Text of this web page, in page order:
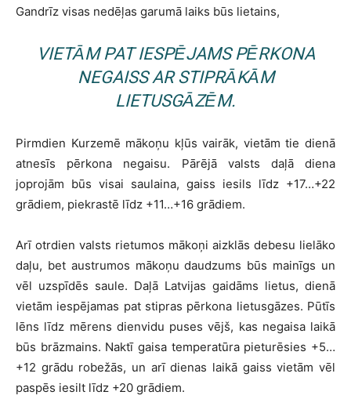
Gandrīz visas nedēļas garumā laiks būs lietains,
VIETĀM PAT IESPĒJAMS PĒRKONA
NEGAISS AR STIPRĀKĀM
LIETUSGĀZĒM.
Pirmdien Kurzemē mākoņu kļūs vairāk, vietām tie dienā
atnesīs pērkona negaisu. Pārējā valsts daļā diena
joprojām būs visai saulaina, gaiss iesils līdz +17…+22
grādiem, piekrastē līdz +11…+16 grādiem.
Arī otrdien valsts rietumos mākoņi aizklās debesu lielāko
daļu, bet austrumos mākoņu daudzums būs mainīgs un
vēl uzspīdēs saule. Daļā Latvijas gaidāms lietus, dienā
vietām iespējamas pat stipras pērkona lietusgāzes. Pūtīs
lēns līdz mērens dienvidu puses vējš, kas negaisa laikā
būs brāzmains. Naktī gaisa temperatūra pieturēsies +5…
+12 grādu robežās, un arī dienas laikā gaiss vietām vēl
paspēs iesilt līdz +20 grādiem.